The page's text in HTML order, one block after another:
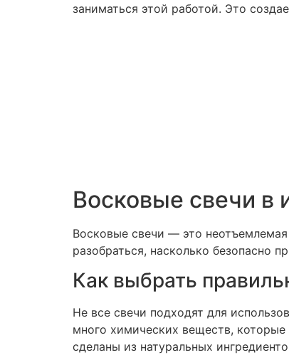
заниматься этой работой. Это
Восковые свечи в
Восковые свечи — это
разобраться, насколько безопасно
Как выбрать
Не все свечи подходят для
много химических веществ,
сделаны из натуральных